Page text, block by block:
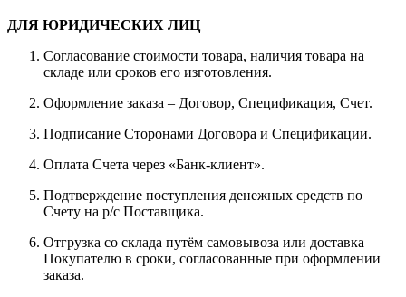
ДЛЯ ЮРИДИЧЕСКИХ ЛИЦ
Согласование стоимости товара, наличия товара на
складе или сроков его изготовления.
Оформление заказа – Договор, Спецификация, Счет.
Подписание Сторонами Договора и Спецификации.
Оплата Счета через «Банк-клиент».
Подтверждение поступления денежных средств по
Счету на р/с Поставщика.
Отгрузка со склада путём самовывоза или доставка
Покупателю в сроки, согласованные при оформлении
заказа.